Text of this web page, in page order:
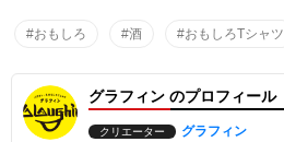
#おもしろ #酒 #おもしろTシャツ
グラフィン のプロフィール
クリエーター グラフィン